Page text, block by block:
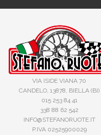
VIA ISIDE VIANA 70
CANDELO, 13878, BIELLA (BI)
015 253 84 41
338 88 62 542
INFO@STEFANORUOTE.IT
P.IVA 02525900029